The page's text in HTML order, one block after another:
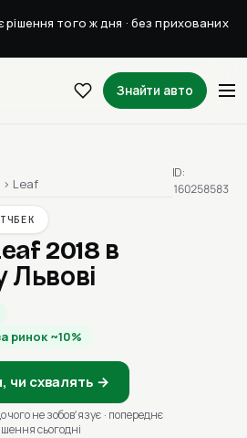
того ж дня · без прихованих
Знайти авто
› Leaf
2018 в
Львові
ринок ~10%
чи схвалять →
чого не зобовʼязує · попереднє
сьогодні
ID:
160258583